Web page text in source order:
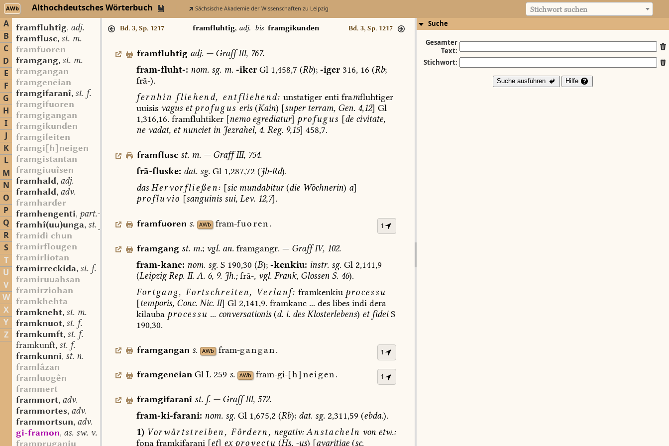
AWb Althochdeutsches Wörterbuch Sächsische Akademie der Wissenschaften zu Leipzig Stichwort suchen
A
B
C
D
E
F
G
H
I
J
K
L
M
N
O
P
Q
R
S
T
U
V
W
X
Y
Z
framfluhtîg, adj.
framflusc, st. m.
framfuoren
framgang, st. m.
framgangan
framgenēian
framgifaranî, st. f.
framgifuoren
framgigangan
framgikunden
framgileiten
framgi[h]neigen
framgistantan
framgiuuîsen
framhald, adj.
framhald, adv.
framharder
framhengenti, part.-adj.
framhî(uu)unga, st. f.
framidi chun
framirflougen
framirliotan
framirreckida, st. f.
framiruuahsan
framirziohan
framkhehta
framkneht, st. m.
framknuot, st. f.
framkumft, st. f.
framkunft, st. f.
framkunni, st. n.
framlâzan
framluogên
frammert
frammort, adv.
frammortes, adv.
frammortsun, adv.
gi-framon, as. sw. v.
frampruganiu
Bd. 3, Sp. 1217 framfluhtîg, adj. bis framgikunden Bd. 3, Sp. 1217
framfluhtîg adj. —GraffIII, 767.
fram-fluht-: nom.sg.m. -ikerGl1,458,7 (Rb); -iger316,16 (Rb;
frā-).
fernhin fliehend, entfliehend: unstatigerenti framfluhtiger
uuisis vaguset profugus eris (Kain) [superterram, Gen. 4,12] Gl
1,316,16. framfluhtiker [nemoegrediatur] profugus [de civitate,
nevadat,et nuncietinJezrahel,4.Reg.9,15] 458,7.
framflusc st. m. —GraffIII, 754.
frā-fluske: dat.sg.Gl1,287,72 (Jb-Rd).
das Hervorfließen: [sicmundabitur(die Wöchnerin) a]
profluvio [sanguinissui,Lev.12,7].
1
framfuoren s. AWb fram-fuoren.
framgang st. m.; vgl. an. framgangr. — GraffIV, 102.
fram-kanc: nom.sg.S190,30 (B); -kenkiu: instr. sg.Gl2,141,9
(LeipzigRep.II.A.6,9.Jh.;frã-, vgl.Frank,GlossenS.46).
Fortgang, Fortschreiten, Verlauf: framkenkiu processu
[temporis,Conc.Nic.II] Gl2,141,9. framkanc... deslibesindidera
kilauba processu ... conversationis (d. i. des Klosterlebens) etfideiS
190,30.
1
framgangan s. AWb fram-gangan.
1
framgenēian Gl L 259 s. AWb fram-gi-[h]neigen.
framgifaranî st. f. —GraffIII, 572.
fram-ki-farani: nom.sg.Gl1,675,2 (Rb); dat.sg. 2,311,59 (ebda.).
1) Vorwärtstreiben, Fördern, negativ: Anstacheln von etw.:
fonaframkifarani[et] ex provectu (Hs. -us) [avaritiae (sc.
Suche
Gesamter
Text:
Stichwort:
Suche ausführen Hilfe